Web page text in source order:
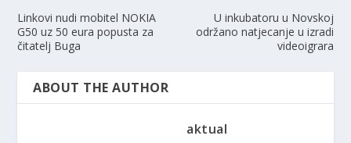
Linkovi nudi mobitel NOKIA
G50 uz 50 eura popusta za
čitatelj Buga
U inkubatoru u Novskoj
održano natjecanje u izradi
videoigrara
ABOUT THE AUTHOR
aktual